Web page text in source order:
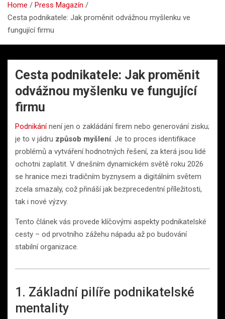
Home
Press Magazín
Cesta podnikatele: Jak proměnit odvážnou myšlenku ve
fungující firmu
Cesta podnikatele: Jak proměnit
odvážnou myšlenku ve fungující
firmu
Podnikánínení jen o zakládání firem nebo generování zisku;
je to v jádru způsob myšlení. Je to proces identifikace
problémů a vytváření hodnotných řešení, za která jsou lidé
ochotni zaplatit. V dnešním dynamickém světě roku 2026
se hranice mezi tradičním byznysem a digitálním světem
zcela smazaly, což přináší jak bezprecedentní příležitosti,
tak i nové výzvy.
Tento článek vás provede klíčovými aspekty podnikatelské
cesty – od prvotního zážehu nápadu až po budování
stabilní organizace.
1. Základní pilíře podnikatelské
mentality